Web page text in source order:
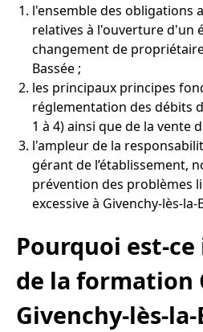
l'ensemble des obligations
relatives à l'ouverture d'un
changement de
Bassée ;
les principaux principes
réglementation des débits
1 à 4) ainsi que de la vente
l'ampleur de la
gérant de l’établissement,
prévention des problèmes
excessive à Givenchy-lès-la-
Pourquoi est-
de la formation
Givenchy-lès-la-